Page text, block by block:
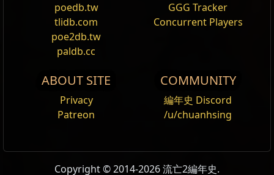
火焰同調
輔助任何造成傷害的技能，使其
成更少
效率 I
輔助任何技能，使其使用消耗減少。無法輔助保留
的技能。
poedb.tw
tlidb.com
poe2db.tw
paldb.cc
GGG Tracker
Concurrent Players
ABOUT SITE
Privacy
Patreon
COMMUNITY
編年史 Discord
/u/chuanhsing
Copyright © 2014-2026 流亡2編年史.